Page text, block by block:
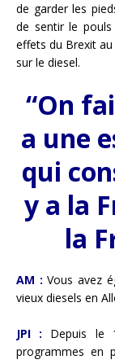
de garder les
de sentir le
effets du Brexit
sur le diesel.
“On
a une
qui
y a la
la
AM : Vous avez
vieux diesels en
JPI : Depuis le
programmes en